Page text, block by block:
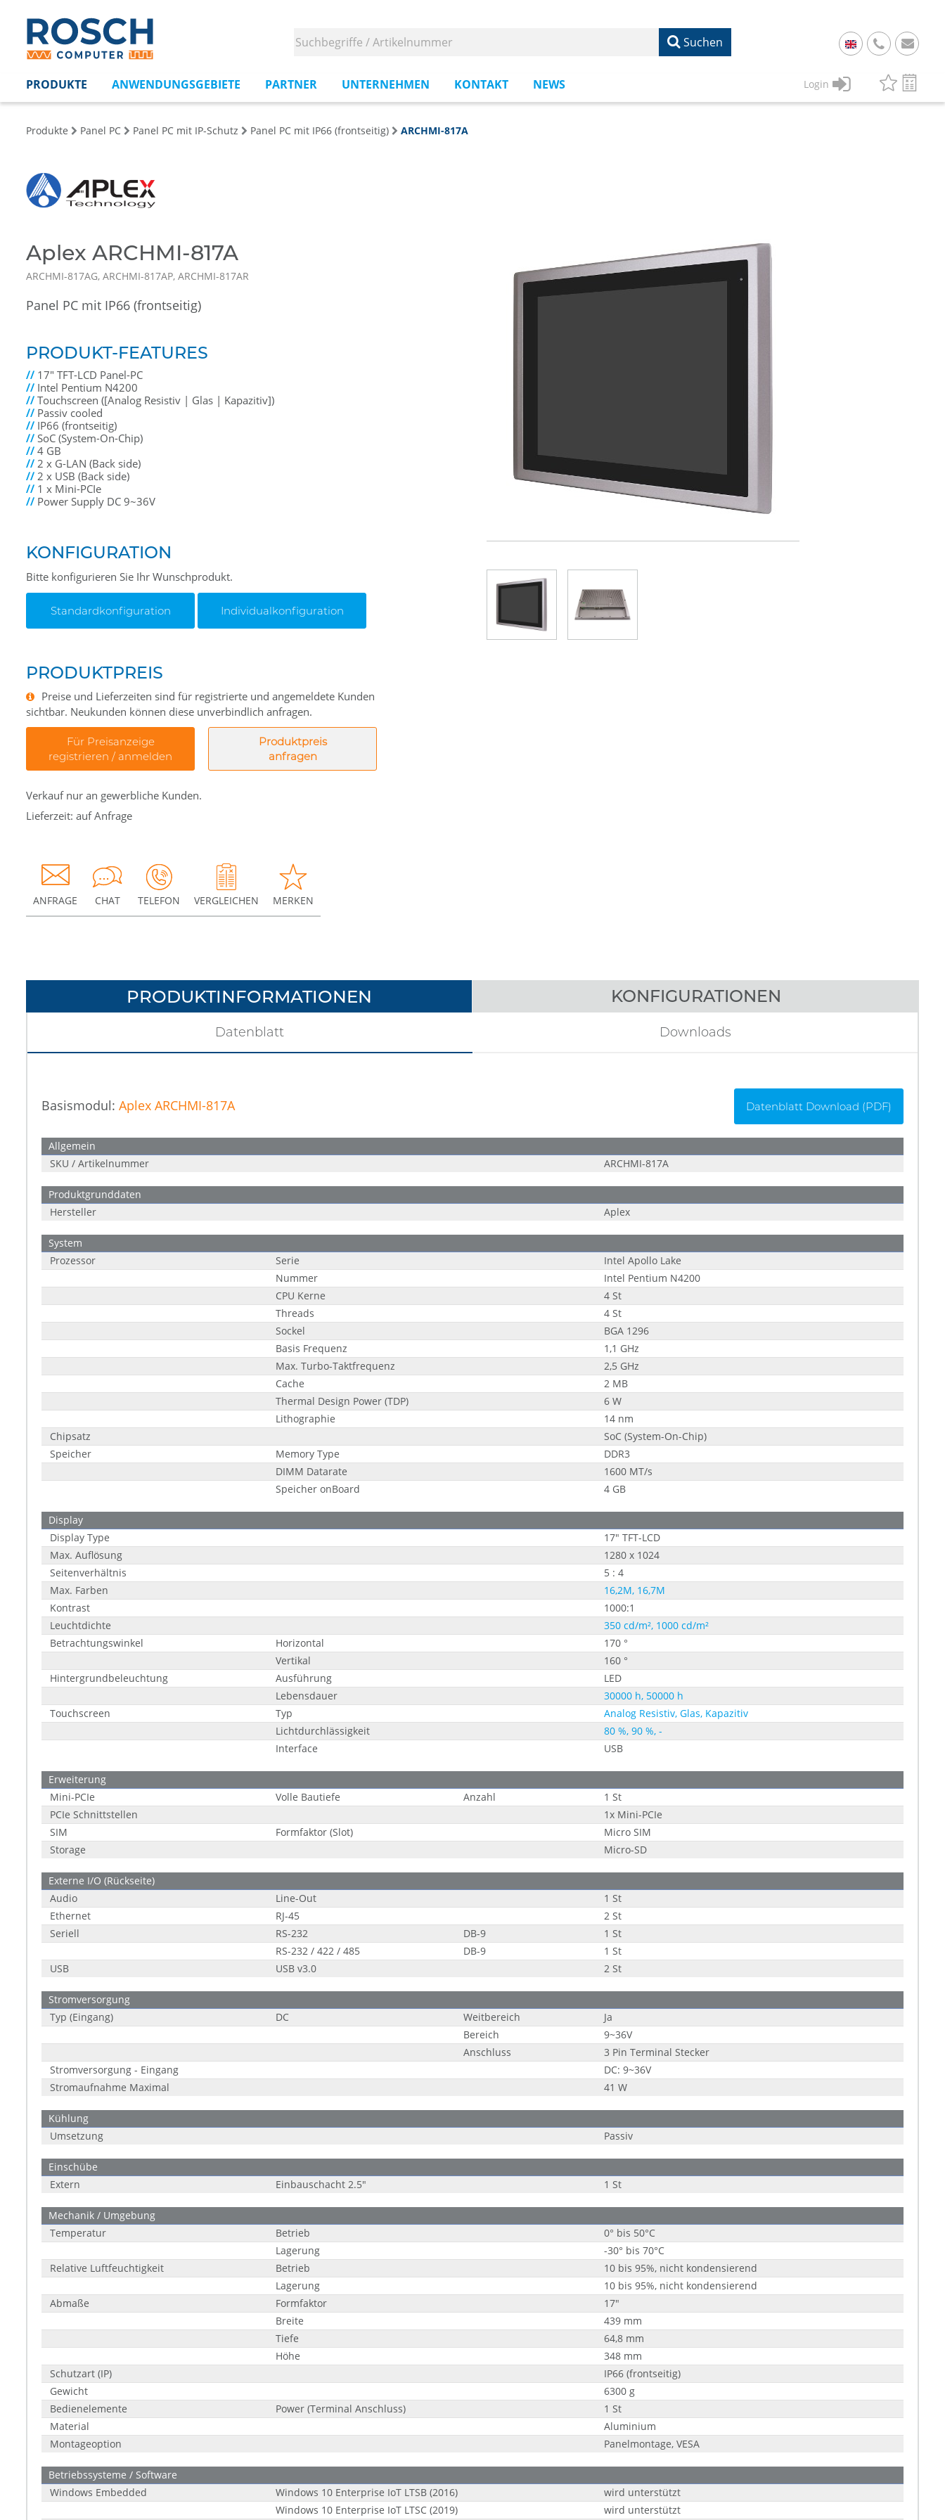
Suchen
49
PRODUKTE ANWENDUNGSGEBIETE PARTNER UNTERNEHMEN KONTAKT NEWS Login
Produkte Panel PC Panel PC mit IP-Schutz Panel PC mit IP66 (frontseitig) ARCHMI-817A
Aplex ARCHMI-817A
ARCHMI-817AG, ARCHMI-817AP, ARCHMI-817AR
Panel PC mit IP66 (frontseitig)
PRODUKT-FEATURES
// 17" TFT-LCD Panel-PC
// Intel Pentium N4200
//Touchscreen ([Analog Resistiv | Glas | Kapazitiv])
// Passiv cooled
// IP66 (frontseitig)
//SoC (System-On-Chip)
//4 GB
//2 x G-LAN (Back side)
//2 x USB (Back side)
// 1 x Mini-PCIe
// Power Supply DC 9~36V
KONFIGURATION
Bitte konfigurieren Sie Ihr Wunschprodukt.
Standardkonfiguration Individualkonfiguration
PRODUKTPREIS
Preise und Lieferzeiten sind für registrierte und angemeldete Kunden
sichtbar. Neukunden können diese unverbindlich anfragen.
Für Preisanzeige
registrieren / anmelden
Produktpreis
anfragen
Verkauf nur an gewerbliche Kunden.
Lieferzeit: auf Anfrage
ANFRAGE CHAT TELEFON VERGLEICHEN MERKEN
PRODUKTINFORMATIONEN KONFIGURATIONEN
Datenblatt Downloads
Basismodul: Aplex ARCHMI-817A Datenblatt Download (PDF)
Allgemein
SKU / Artikelnummer
ARCHMI-817A
Produktgrunddaten
Hersteller
Aplex
System
Prozessor
Serie
Intel Apollo Lake
Nummer
Intel Pentium N4200
CPU Kerne
4 St
Threads
4 St
Sockel
BGA 1296
Basis Frequenz
1,1 GHz
Max. Turbo-Taktfrequenz
2,5 GHz
Cache
2 MB
Thermal Design Power (TDP)
6 W
Lithographie
14 nm
Chipsatz
SoC (System-On-Chip)
Speicher
Memory Type
DDR3
DIMM Datarate
1600 MT/s
Speicher onBoard
4 GB
Display
Display Type
17" TFT-LCD
Max. Auflösung
1280 x 1024
Seitenverhältnis
5 : 4
Max. Farben
16,2M, 16,7M
Kontrast
1000:1
Leuchtdichte
350 cd/m², 1000 cd/m²
Betrachtungswinkel
Horizontal
170 °
Vertikal
160 °
Hintergrundbeleuchtung
Ausführung
LED
Lebensdauer
30000 h, 50000 h
Touchscreen
Typ
Analog Resistiv, Glas, Kapazitiv
Lichtdurchlässigkeit
80 %, 90 %, -
Interface
USB
Erweiterung
Mini-PCIe
Volle Bautiefe Anzahl
1 St
PCIe Schnittstellen
1x Mini-PCIe
SIM
Formfaktor (Slot)
Micro SIM
Storage
Micro-SD
Externe I/O (Rückseite)
Audio
Line-Out
1 St
Ethernet
RJ-45
2 St
Seriell
RS-232 DB-9
1 St
RS-232 / 422 / 485
DB-9
1 St
USB
USB v3.0 2 St
Stromversorgung
Typ (Eingang)
DC Weitbereich
Ja
Bereich
9~36V
Anschluss
3 Pin Terminal Stecker
Stromversorgung - Eingang
DC: 9~36V
Stromaufnahme Maximal
41 W
Kühlung
Umsetzung
Passiv
Einschübe
Extern
Einbauschacht 2.5" 1 St
Mechanik / Umgebung
Temperatur
Betrieb
0° bis 50°C
Lagerung
-30° bis 70°C
Relative Luftfeuchtigkeit
Betrieb
10 bis 95%, nicht kondensierend
Lagerung
10 bis 95%, nicht kondensierend
Abmaße
Formfaktor
17"
Breite
439 mm
Tiefe
64,8 mm
Höhe
348 mm
Schutzart (IP)
IP66 (frontseitig)
Gewicht
6300 g
Bedienelemente
Power (Terminal Anschluss)
1 St
Material
Aluminium
Montageoption
Panelmontage, VESA
Betriebssysteme / Software
Windows Embedded
Windows 10 Enterprise IoT LTSB (2016)
wird unterstützt
Windows 10 Enterprise IoT LTSC (2019)
wird unterstützt